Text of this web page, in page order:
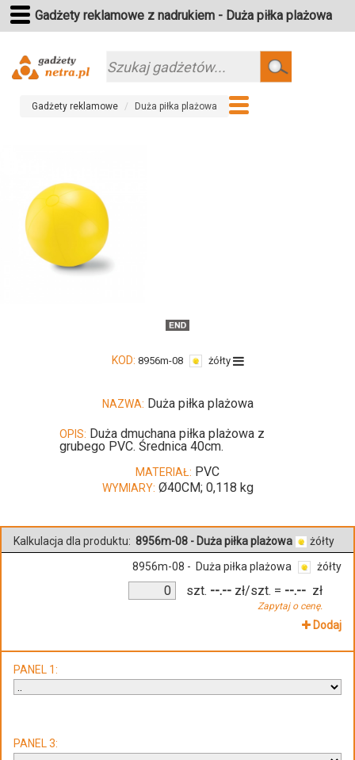
Gadżety reklamowe z nadrukiem - Duża piłka plażowa
Szukaj
Gadżety reklamowe Duża piłka plażowa
KOD: 8956m-08 żółty
NAZWA: Duża piłka plażowa
OPIS: Duża dmuchana piłka plażowa z
grubego PVC. Średnica 40cm.
MATERIAŁ: PVC
WYMIARY: Ø40CM; 0,118 kg
Kalkulacja dla produktu: 8956m-08 - Duża piłka plażowa żółty
8956m-08 - Duża piłka plażowa żółty
szt. --.-- zł/szt.
Zapytaj o cenę.
= --.-- zł
Dodaj
PANEL 1:
PANEL 3: